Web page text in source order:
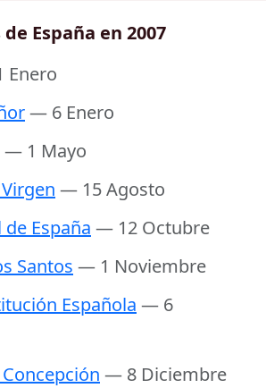
España en 2007
— 6 Enero
— 1 Mayo
— 15 Agosto
España — 12 Octubre
Santos — 1 Noviembre
Española — 6
— 8 Diciembre